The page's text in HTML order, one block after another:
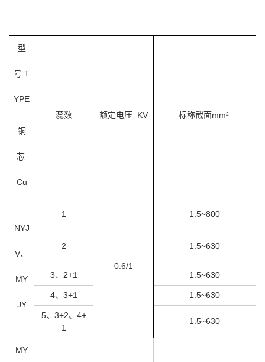
型
号 T
YPE
蕊数
额定电压 KV 标称截面mm²
铜
芯
Cu
NYJ
V、
MY
JY
1
0.6/1
1.5~800
2 1.5~630
3、2+1 1.5~630
4、3+1 1.5~630
5、3+2、4+
1
1.5~630
MY